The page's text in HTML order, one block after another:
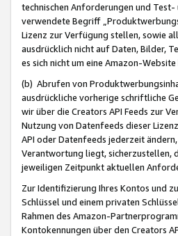
technischen Anforderungen und
verwendete Begriff
Lizenz zur Verfügung stellen, sowie
ausdrücklich nicht auf Daten, Bilder,
es sich nicht um eine Amazon-
(b) Abrufen von
ausdrückliche vorherige schriftliche
wir über die Creators API Feeds zur
Nutzung von Datenfeeds dieser
API oder Datenfeeds jederzeit
Verantwortung liegt, sicherzustellen,
jeweiligen Zeitpunkt aktuellen
Zur Identifizierung Ihres Kontos und
Schlüssel und einem privaten
Rahmen des Amazon-
Kontokennungen über den Creators